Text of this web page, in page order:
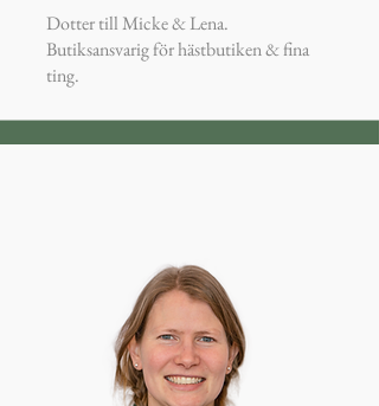
Dotter till Micke & Lena.
Butiksansvarig för hästbutiken & fina
ting.